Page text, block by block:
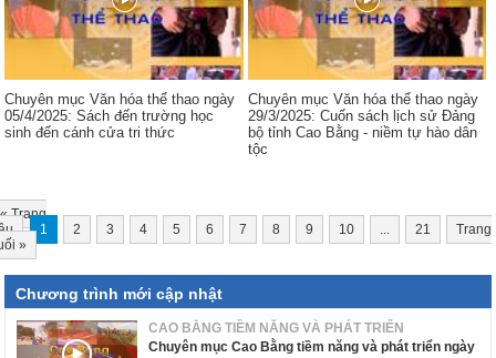
Chuyên mục Văn hóa thể thao ngày
05/4/2025: Sách đến trường học
sinh đến cánh cửa tri thức
Chuyên mục Văn hóa thể thao ngày
29/3/2025: Cuốn sách lịch sử Đảng
bộ tỉnh Cao Bằng - niềm tự hào dân
tộc
«Trang
1 2 3 4 5 6 7 8 9 10 ... 21
Trang
»
Chương trình mới cập nhật
CAO BẰNG TIỀM NĂNG VÀ PHÁT TRIỂN
Chuyên mục Cao Bằng tiềm năng và phát triển ngày